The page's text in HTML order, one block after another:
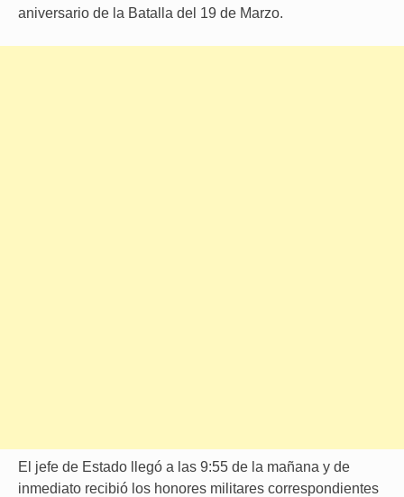
aniversario de la Batalla del 19 de Marzo.
El jefe de Estado llegó a las 9:55 de la mañana y de
inmediato recibió los honores militares correspondientes